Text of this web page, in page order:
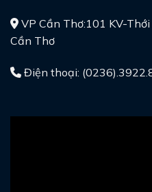
VP Cần Thơ:101 KV-
Cần Thơ
Điện thoại: